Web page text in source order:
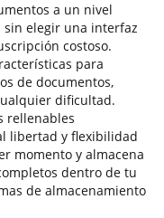
a un nivel
sin elegir una interfaz
costoso.
para
de documentos,
dificultad.
rellenables
libertad y flexibilidad
momento y almacena
dentro de tu
de almacenamiento